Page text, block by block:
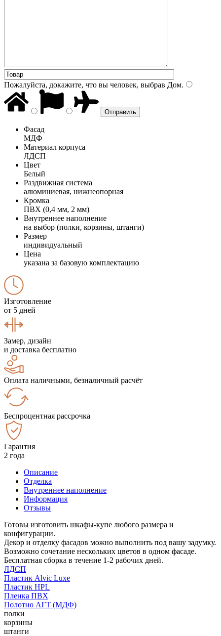
Пожалуйста, докажите, что вы человек, выбрав Дом.
Фасад
МДФ
Материал корпуса
ЛДСП
Цвет
Белый
Раздвижная система
алюминиевая, нижнеопорная
Кромка
ПВХ (0,4 мм, 2 мм)
Внутреннее наполнение
на выбор (полки, корзины, штанги)
Размер
индивидуальный
Цена
указана за базовую комплектацию
Изготовление
от 5 дней
Замер, дизайн
и доставка бесплатно
Оплата наличными, безналичный расчёт
Беспроцентная рассрочка
Гарантия
2 года
Описание
Отделка
Внутреннее наполнение
Информация
Отзывы
Готовы изготовить шкафы-купе любого размера и
конфигурации.
Декор и отделку фасадов можно выполнить под вашу задумку.
Возможно сочетание нескольких цветов в одном фасаде.
Бесплатная сборка в течение 1-2 рабочих дней.
ЛДСП
Пластик Alvic Luxe
Пластик HPL
Пленка ПВХ
Полотно АГТ (МДФ)
полки
корзины
штанги